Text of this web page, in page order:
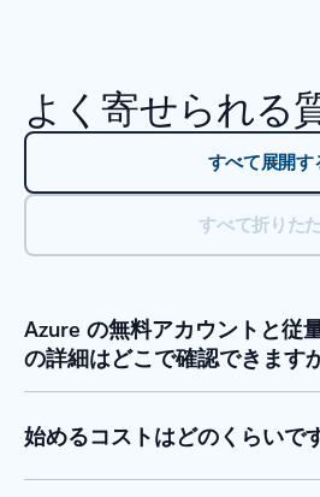
よく寄せられる
すべて展開す
すべて折りた
Azure の無料アカウントと従
の詳細はどこで確認できます
始めるコストはどのくらいで